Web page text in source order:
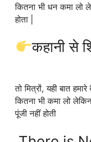
कितना भी धन कमा लो
होता |
कहानी से
तो मित्रों, यही बात
कितना भी कमा लो
पूंजी नहीं होती